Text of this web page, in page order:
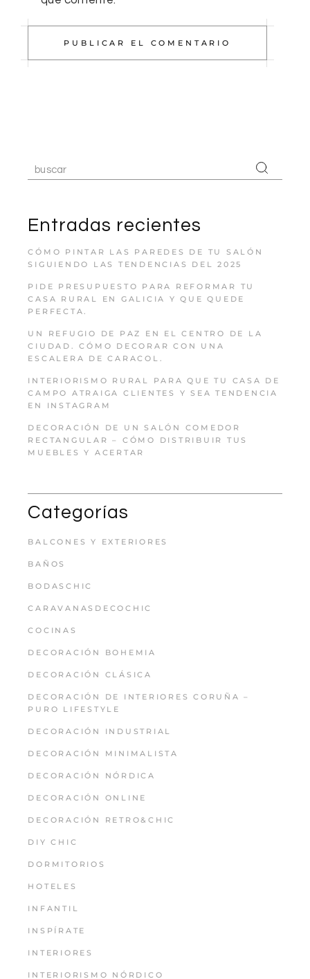
PUBLICAR EL COMENTARIO
Entradas recientes
CÓMO PINTAR LAS PAREDES DE TU SALÓN
SIGUIENDO LAS TENDENCIAS DEL 2025
PIDE PRESUPUESTO PARA REFORMAR TU
CASA RURAL EN GALICIA Y QUE QUEDE
PERFECTA.
UN REFUGIO DE PAZ EN EL CENTRO DE LA
CIUDAD. CÓMO DECORAR CON UNA
ESCALERA DE CARACOL.
INTERIORISMO RURAL PARA QUE TU CASA DE
CAMPO ATRAIGA CLIENTES Y SEA TENDENCIA
EN INSTAGRAM
DECORACIÓN DE UN SALÓN COMEDOR
RECTANGULAR – CÓMO DISTRIBUIR TUS
MUEBLES Y ACERTAR
Categorías
BALCONES Y EXTERIORES
BAÑOS
BODASCHIC
CARAVANASDECOCHIC
COCINAS
DECORACIÓN BOHEMIA
DECORACIÓN CLÁSICA
DECORACIÓN DE INTERIORES CORUÑA –
PURO LIFESTYLE
DECORACIÓN INDUSTRIAL
DECORACIÓN MINIMALISTA
DECORACIÓN NÓRDICA
DECORACIÓN ONLINE
DECORACIÓN RETRO&CHIC
DIY CHIC
DORMITORIOS
HOTELES
INFANTIL
INSPÍRATE
INTERIORES
INTERIORISMO NÓRDICO